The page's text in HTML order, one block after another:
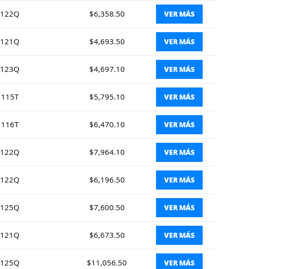
122Q $6,358.50 VER MÁS
121Q $4,693.50 VER MÁS
123Q $4,697.10 VER MÁS
115T $5,795.10 VER MÁS
116T $6,470.10 VER MÁS
122Q $7,964.10 VER MÁS
122Q $6,196.50 VER MÁS
125Q $7,600.50 VER MÁS
121Q $6,673.50 VER MÁS
125Q $11,056.50 VER MÁS